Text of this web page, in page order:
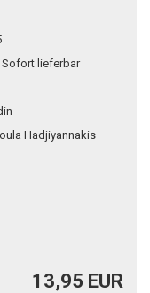
Sofort lieferbar
Hadjiyannakis
13,95 EUR